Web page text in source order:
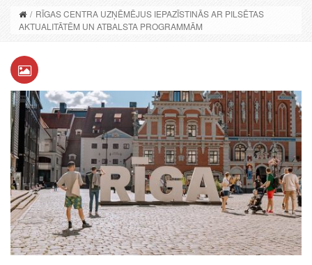
/ RĪGAS CENTRA UZŅĒMĒJUS IEPAZĪSTINĀS AR PILSĒTAS
AKTUALITĀTĒM UN ATBALSTA PROGRAMMĀM